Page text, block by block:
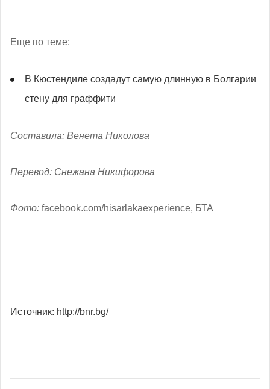
Еще по теме:
В Кюстендиле создадут самую длинную в Болгарии
стену для граффити
Составила: Венета Николова
Перевод: Снежана Никифорова
Фото: facebook.com/hisarlakaexperience, БТА
Источник: http://bnr.bg/